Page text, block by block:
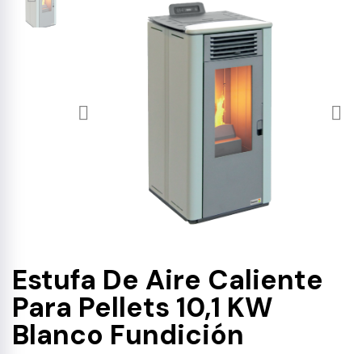
Estufa De Aire Caliente
Para Pellets 10,1 KW
Blanco Fundición